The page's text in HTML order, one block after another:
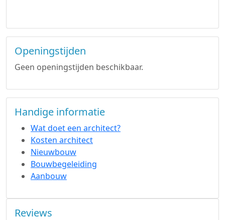
Openingstijden
Geen openingstijden beschikbaar.
Handige informatie
Wat doet een architect?
Kosten architect
Nieuwbouw
Bouwbegeleiding
Aanbouw
Reviews